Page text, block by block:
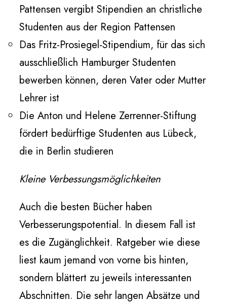
Pattensen vergibt Stipendien an christliche
Studenten aus der Region Pattensen
Das Fritz-Prosiegel-Stipendium, für das sich
ausschließlich Hamburger Studenten
bewerben können, deren Vater oder Mutter
Lehrer ist
Die Anton und Helene Zerrenner-Stiftung
fördert bedürftige Studenten aus Lübeck,
die in Berlin studieren
Kleine Verbessungsmöglichkeiten
Auch die besten Bücher haben
Verbesserungspotential. In diesem Fall ist
es die Zugänglichkeit. Ratgeber wie diese
liest kaum jemand von vorne bis hinten,
sondern blättert zu jeweils interessanten
Abschnitten. Die sehr langen Absätze und